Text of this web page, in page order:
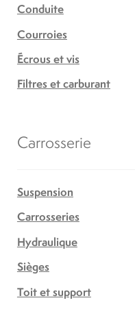
Conduite
Courroies
Écrous et vis
Filtres et carburant
Carrosserie
Suspension
Carrosseries
Hydraulique
Sièges
Toit et support